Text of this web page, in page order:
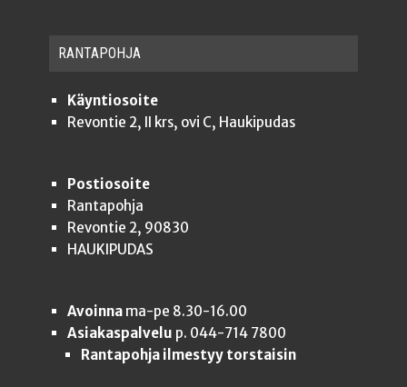
RAN­TA­POH­JA
Käyntiosoite
Revontie 2, II krs, ovi C, Haukipudas
Postiosoite
Rantapohja
Revontie 2, 90830
HAUKIPUDAS
Avoinnama-pe 8.30-16.00
Asiakaspalvelu p. 044-714 7800
Rantapohja ilmestyy torstaisin